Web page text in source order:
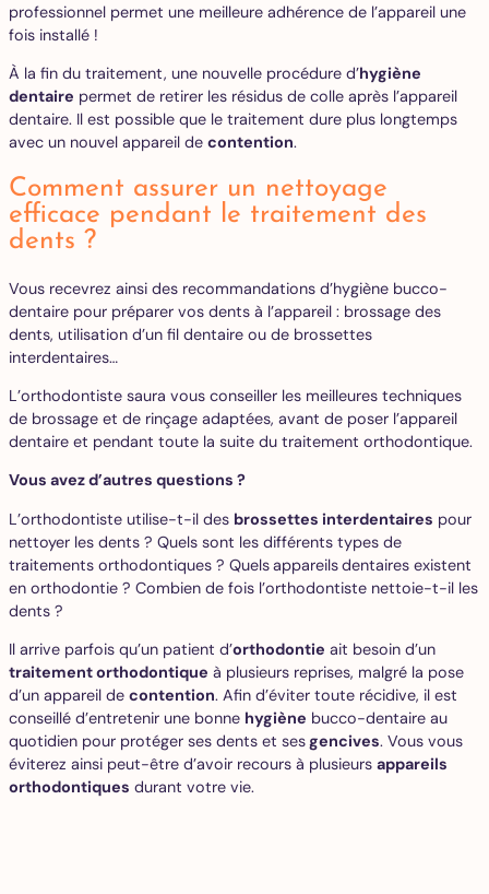
professionnel permet une meilleure adhérence de l’appareil une
fois installé !
À la fin du traitement, une nouvelle procédure d’hygiène
dentaire permet de retirer les résidus de colle après l’appareil
dentaire. Il est possible que le traitement dure plus longtemps
avec un nouvel appareil de contention.
Comment assurer un nettoyage
efficace pendant le traitement des
dents ?
Vous recevrez ainsi des recommandations d’hygiène bucco-
dentaire pour préparer vos dents à l’appareil : brossage des
dents, utilisation d’un fil dentaire ou de brossettes
interdentaires…
L’orthodontiste saura vous conseiller les meilleures techniques
de brossage et de rinçage adaptées, avant de poser l’appareil
dentaire et pendant toute la suite du traitement orthodontique.
Vous avez d’autres questions ?
L’orthodontiste utilise-t-il des brossettes interdentaires pour
nettoyer les dents ? Quels sont les différents types de
traitements orthodontiques ? Quelsappareilsdentaires existent
en orthodontie ? Combien de fois l’orthodontiste nettoie-t-il les
dents ?
Il arrive parfois qu’un patient d’orthodontie ait besoin d’un
traitement orthodontique à plusieurs reprises, malgré la pose
d’un appareil de contention. Afin d’éviter toute récidive, il est
conseillé d’entretenir une bonne hygiène bucco-dentaire au
quotidien pour protéger ses dents et sesgencives. Vous vous
éviterez ainsi peut-être d’avoir recours à plusieurs appareils
orthodontiques durant votre vie.